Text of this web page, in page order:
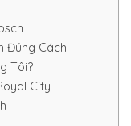
Đúng Cách
Tôi?
City